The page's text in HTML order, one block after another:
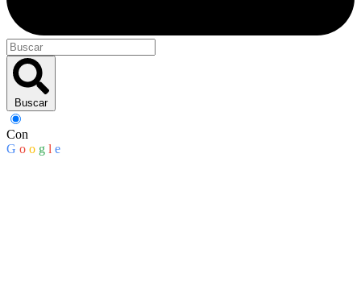
Buscar
Con
G o o g l e